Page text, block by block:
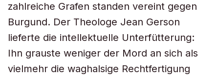
zahlreiche Grafen standen vereint gegen
Burgund. Der Theologe Jean Gerson
lieferte die intellektuelle Unterfütterung:
Ihn grauste weniger der Mord an sich als
vielmehr die waghalsige Rechtfertigung